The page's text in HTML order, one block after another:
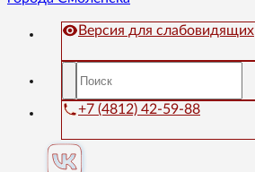
Версия для слабовидящих
+7 (4812) 42-59-88